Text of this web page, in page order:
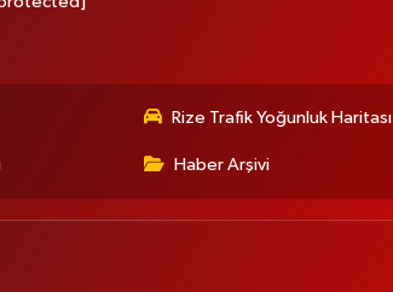
Rize Trafik Yoğunluk Haritası
Haber Arşivi